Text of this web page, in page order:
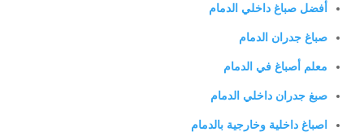
أفضل صباغ داخلي الدمام
صباغ جدران الدمام
معلم أصباغ في الدمام
صبغ جدران داخلي الدمام
اصباغ داخلية وخارجية بالدمام